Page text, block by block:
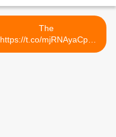
The
https://t.co/mjRNAyaCph
Daily est en ligne!... >